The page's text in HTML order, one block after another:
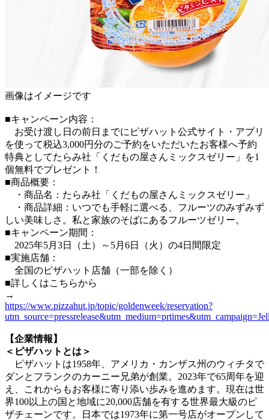
画像はイメージです
■キャンペーン内容：
お受け渡し日の前日までにピザハット公式サイト・アプリ
を使って税込3,000円分のご予約をいただいたお客様へ予約
特典としてたらみ社「くだもの屋さんミックスゼリー」を1
個無料でプレゼント！
■商品概要：
・商品名：たらみ社「くだもの屋さんミックスゼリー」
・商品詳細：いつでも手軽に選べる、フルーツのみずみず
しい美味しさ。私と家族のそばにあるフルーツゼリー。
■キャンペーン期間：
2025年5月3日（土）～5月6日（火）の4日間限定
■実施店舗：
全国のピザハット店舗（一部を除く）
■詳しくはこちらから
→
https://www.pizzahut.jp/topic/goldenweek/reservation?
【企業情報】
＜ピザハットとは＞
ピザハットは1958年、アメリカ・カンザス州のウィチタで
ダンとフランクのカーニー兄弟が創業。2023年で65周年を迎
え、これからもお客様に寄り添い歩みを進めます。現在は世
界100以上の国と地域に20,000店舗を有する世界最大級のピ
ザチェーンです。日本では1973年に第一号店がオープンして